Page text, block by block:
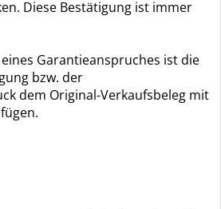
Diese Bestätigung ist immer
Garantieanspruches ist die
bzw. der
dem Original-Verkaufsbeleg mit